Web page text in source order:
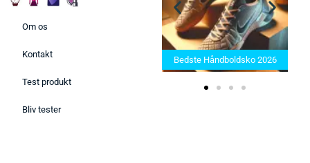
Om os
Kontakt
Test produkt
Bliv tester
Bedste Saunatæppe 2025 –
Find de bedste produkter her!
Bedste Håndboldsko 2026